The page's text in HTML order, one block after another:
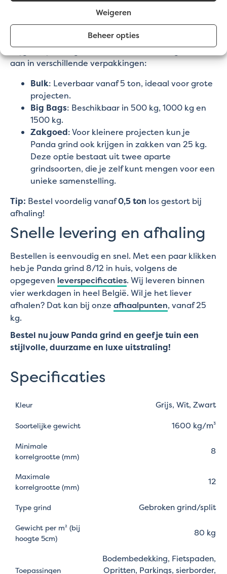
Weigeren
Beheer opties
Verpakkingen en fracties
Om ervoor te zorgen dat je precies de hoeveelheid
krijgt die je nodig hebt, bieden we Panda grind 8/12
aan in verschillende verpakkingen:
Bulk: Leverbaar vanaf 5 ton, ideaal voor grote
projecten.
Big Bags: Beschikbaar in 500 kg, 1000 kg en
1500 kg.
Zakgoed: Voor kleinere projecten kun je
Panda grind ook krijgen in zakken van 25 kg.
Deze optie bestaat uit twee aparte
grindsoorten, die je zelf kunt mengen voor een
unieke samenstelling.
Tip: Bestel voordelig vanaf0,5 ton los gestort bij
afhaling!
Snelle levering en afhaling
Bestellen is eenvoudig en snel. Met een paar klikken
heb je Panda grind 8/12 in huis, volgens de
opgegeven leverspecificaties. Wij leveren binnen
vier werkdagen in heel België. Wil je het liever
afhalen? Dat kan bij onze afhaalpunten, vanaf 25
kg.
Bestel nu jouw Panda grind en geef je tuin een
stijlvolle, duurzame en luxe uitstraling!
Specificaties
Kleur Grijs, Wit, Zwart
Soortelijke gewicht 1600 kg/m³
Minimale
korrelgrootte (mm)
8
Maximale
korrelgrootte (mm)
12
Type grind Gebroken grind/split
Gewicht per m² (bij
hoogte 5cm)
80 kg
Toepassingen
Bodembedekking, Fietspaden,
Opritten, Parkings, sierborder,